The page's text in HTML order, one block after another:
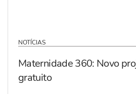
NOTÍCIAS
Maternidade 360: Novo
gratuito